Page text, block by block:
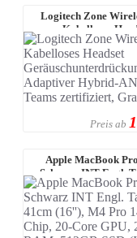
Logitech Zone
Kabelloses
Preis ab
Apple MacBook
Schwarz INT Engl.
41cm (16'') ...